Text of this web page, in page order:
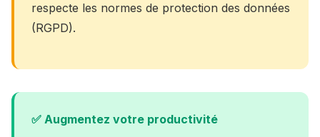
respecte les normes de protection des données
(RGPD).
✅ Augmentez votre productivité